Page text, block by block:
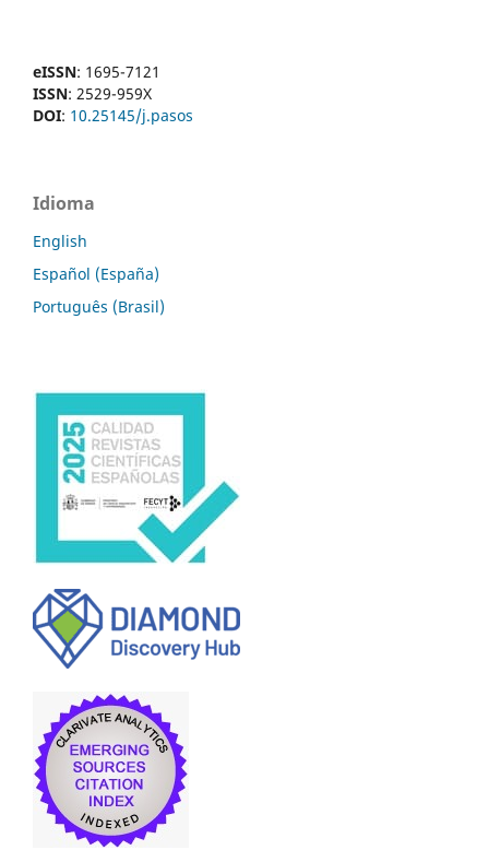
eISSN: 1695-7121
ISSN: 2529-959X
DOI: 10.25145/j.pasos
Idioma
English
Español (España)
Português (Brasil)